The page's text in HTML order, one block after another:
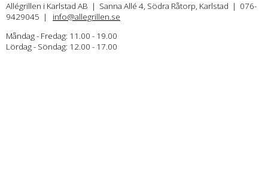
Allégrillen i Karlstad AB | Sanna Allé 4, Södra Råtorp, Karlstad | 076-
9429045 | info@allegrillen.se
Måndag - Fredag: 11.00 - 19.00
Lördag - Söndag: 12.00 - 17.00